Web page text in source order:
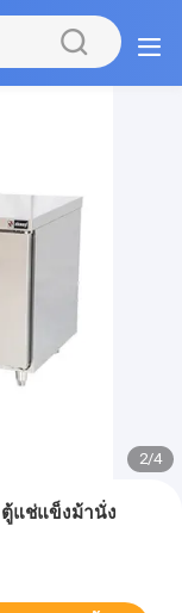
2/4
ตู้แช่แข็งม้านั่ง